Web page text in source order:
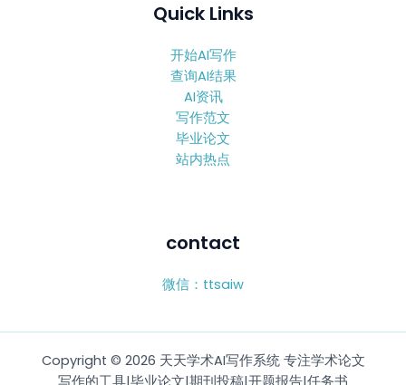
Quick Links
开始AI写作
查询AI结果
AI资讯
写作范文
毕业论文
站内热点
contact
微信：ttsaiw
Copyright © 2026 天天学术AI写作系统 专注学术论文